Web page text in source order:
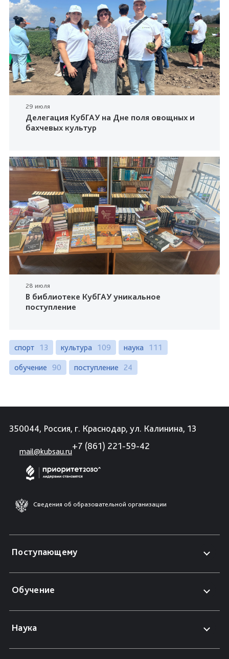
29 июля
Делегация КубГАУ на Дне поля овощных и
бахчевых культур
28 июля
В библиотеке КубГАУ уникальное
поступление
спорт 13 культура 109 наука 111
обучение 90 поступление 24
350044, Россия, г. Краснодар, ул. Калинина, 13
mail@kubsau.ru
+7 (861) 221-59-42
Сведения об образовательной организации
Поступающему
Обучение
Наука